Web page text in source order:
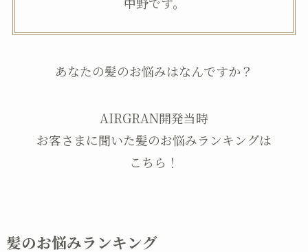
あなたの髪のお悩みはなんですか？
AIRGRAN開発当時
お客さまに聞いた髪のお悩みランキングは
こちら！
髪のお悩みランキング